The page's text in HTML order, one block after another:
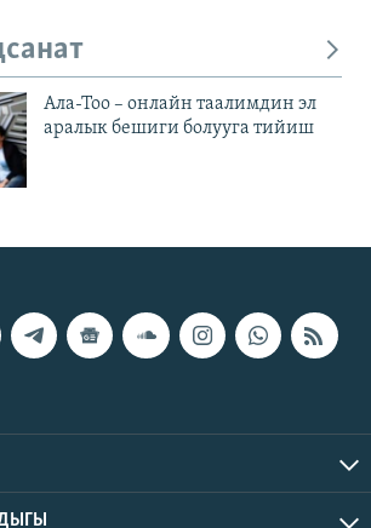
Ала-Тоо – онлайн таалимдин эл
аралык бешиги болууга тийиш